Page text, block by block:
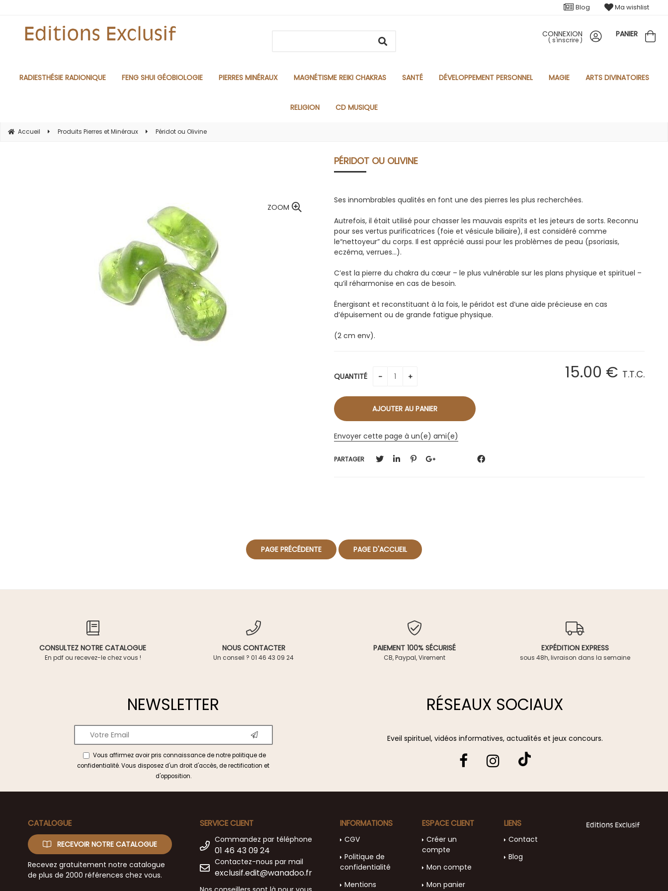
CONNEXION
( s'inscrire )
PANIER
RADIESTHÉSIE RADIONIQUE FENG SHUI GÉOBIOLOGIE PIERRES MINÉRAUX MAGNÉTISME REIKI CHAKRAS SANTÉ DÉVELOPPEMENT PERSONNEL MAGIE ARTS DIVINATOIRES
RELIGION CD MUSIQUE
Accueil Produits Pierres et Minéraux Péridot ou Olivine
PÉRIDOT OU OLIVINE
ZOOM
Ses innombrables qualités en font une des pierres les plus recherchées.
Autrefois, il était utilisé pour chasser les mauvais esprits et les jeteurs de sorts. Reconnu
pour ses vertus purificatrices (foie et vésicule biliaire), il est considéré comme
le“nettoyeur” du corps. Il est apprécié aussi pour les problèmes de peau (psoriasis,
eczéma, verrues…).
C’est la pierre du chakra du cœur – le plus vulnérable sur les plans physique et spirituel –
qu’il réharmonise en cas de besoin.
Énergisant et reconstituant à la fois, le péridot est d’une aide précieuse en cas
d’épuisement ou de grande fatigue physique.
(2 cm env).
15.00 € T.T.C.
QUANTITÉ
Envoyer cette page à un(e) ami(e)
PARTAGER
Blog Ma wishlist
CONSULTEZ NOTRE CATALOGUE
En pdf ou recevez-le chez vous !
NOUS CONTACTER
Un conseil ? 01 46 43 09 24
PAIEMENT 100% SÉCURISÉ
CB, Paypal, Virement
EXPÉDITION EXPRESS
sous 48h, livraison dans la semaine
NEWSLETTER
Vous affirmez avoir pris connaissance de notrepolitique de
confidentialité. Vous disposez d'un droit d'accès, de rectification et
d'opposition.
RÉSEAUX SOCIAUX
Eveil spirituel, vidéos informatives, actualités et jeux concours.
CATALOGUE
RECEVOIR NOTRE CATALOGUE
Recevez gratuitement notre catalogue
de plus de 2000 références chez vous.
SERVICE CLIENT
Commandez par téléphone
01 46 43 09 24
Contactez-nous par mail
exclusif.edit@wanadoo.fr
INFORMATIONS
CGV
Politique de
confidentialité
Mentions
LIENS
Contact
Blog
ESPACE CLIENT
Créer un
compte
Mon compte
Mon panier